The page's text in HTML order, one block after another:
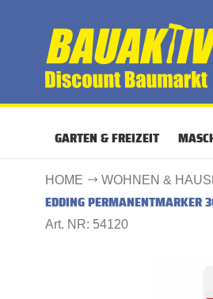
GARTEN & FREIZEIT
HOME WOHNEN &
EDDING PERMANENTMARKER
Art. NR: 54120